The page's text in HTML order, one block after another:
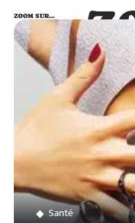
ZOOM SUR…
Santé